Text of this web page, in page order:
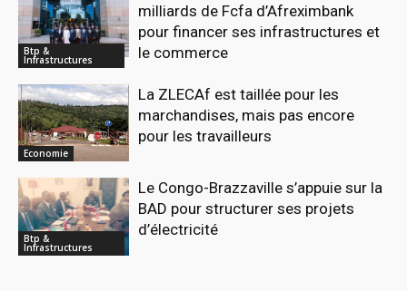
Btp &
Infrastructures
milliards de Fcfa d’Afreximbank
pour financer ses infrastructures et
le commerce
Economie
La ZLECAf est taillée pour les
marchandises, mais pas encore
pour les travailleurs
Btp &
Infrastructures
Le Congo-Brazzaville s’appuie sur la
BAD pour structurer ses projets
d’électricité